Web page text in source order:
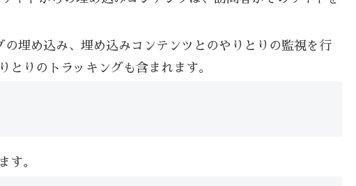
埋め込み、埋め込みコンテンツとのやりとりの監視を行
りのトラッキングも含まれます。
す。